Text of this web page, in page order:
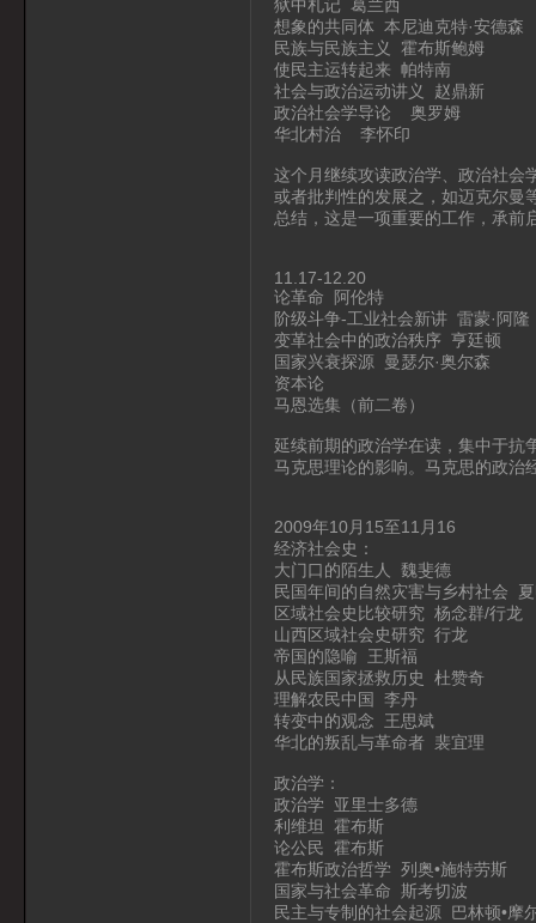
狱中札记 葛兰西
想象的共同体 本尼迪克特·安德森
民族与民族主义 霍布斯鲍姆
使民主运转起来 帕特南
社会与政治运动讲义 赵鼎新
政治社会学导论 奥罗姆
华北村治 李怀印
这个月继续攻读政治学、政治社会
或者批判性的发展之，如迈克尔曼
总结，这是一项重要的工作，承前
11.17-12.20
论革命 阿伦特
阶级斗争-工业社会新讲 雷蒙·阿隆
变革社会中的政治秩序 亨廷顿
国家兴衰探源 曼瑟尔·奥尔森
资本论
马恩选集（前二卷）
延续前期的政治学在读，集中于抗
马克思理论的影响。马克思的政治
2009年10月15至11月16
经济社会史：
大门口的陌生人 魏斐德
民国年间的自然灾害与乡村社会
区域社会史比较研究 杨念群/行龙
山西区域社会史研究 行龙
帝国的隐喻 王斯福
从民族国家拯救历史 杜赞奇
理解农民中国 李丹
转变中的观念 王思斌
华北的叛乱与革命者 裴宜理
政治学：
政治学 亚里士多德
利维坦 霍布斯
论公民 霍布斯
霍布斯政治哲学 列奥•施特劳斯
国家与社会革命 斯考切波
民主与专制的社会起源 巴林顿•摩